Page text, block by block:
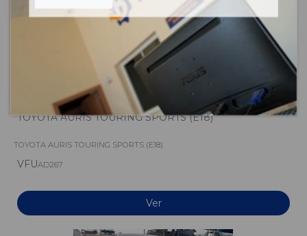
TOYOTA AURIS TOURING SPORTS (E18)
TOYOTA AURIS TOURING SPORTS (E18)
VFUAD267
Ver